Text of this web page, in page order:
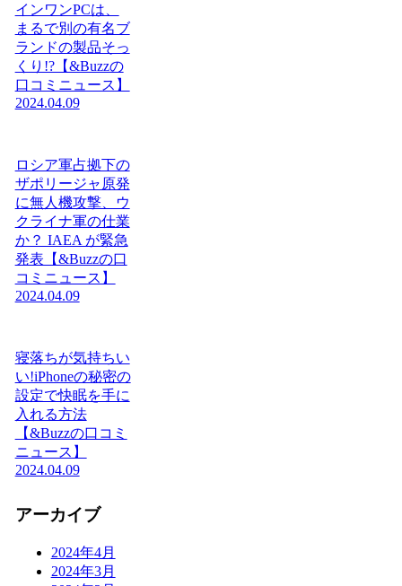
インワンPCは、
まるで別の有名ブ
ランドの製品そっ
くり!?【&Buzzの
口コミニュース】
2024.04.09
ロシア軍占拠下の
ザポリージャ原発
に無人機攻撃、ウ
クライナ軍の仕業
か？ IAEA が緊急
発表【&Buzzの口
コミニュース】
2024.04.09
寝落ちが気持ちい
い!iPhoneの秘密の
設定で快眠を手に
入れる方法
【&Buzzの口コミ
ニュース】
2024.04.09
アーカイブ
2024年4月
2024年3月